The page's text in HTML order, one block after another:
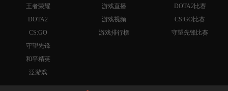
王者荣耀
DOTA2
CS:GO
守望先锋
和平精英
泛游戏
游戏直播
游戏视频
游戏排行榜
DOTA2比赛
CS:GO比赛
守望先锋比赛